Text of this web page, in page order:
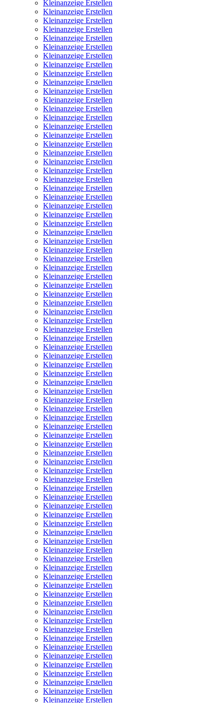
Kleinanzeige Erstellen
Kleinanzeige Erstellen
Kleinanzeige Erstellen
Kleinanzeige Erstellen
Kleinanzeige Erstellen
Kleinanzeige Erstellen
Kleinanzeige Erstellen
Kleinanzeige Erstellen
Kleinanzeige Erstellen
Kleinanzeige Erstellen
Kleinanzeige Erstellen
Kleinanzeige Erstellen
Kleinanzeige Erstellen
Kleinanzeige Erstellen
Kleinanzeige Erstellen
Kleinanzeige Erstellen
Kleinanzeige Erstellen
Kleinanzeige Erstellen
Kleinanzeige Erstellen
Kleinanzeige Erstellen
Kleinanzeige Erstellen
Kleinanzeige Erstellen
Kleinanzeige Erstellen
Kleinanzeige Erstellen
Kleinanzeige Erstellen
Kleinanzeige Erstellen
Kleinanzeige Erstellen
Kleinanzeige Erstellen
Kleinanzeige Erstellen
Kleinanzeige Erstellen
Kleinanzeige Erstellen
Kleinanzeige Erstellen
Kleinanzeige Erstellen
Kleinanzeige Erstellen
Kleinanzeige Erstellen
Kleinanzeige Erstellen
Kleinanzeige Erstellen
Kleinanzeige Erstellen
Kleinanzeige Erstellen
Kleinanzeige Erstellen
Kleinanzeige Erstellen
Kleinanzeige Erstellen
Kleinanzeige Erstellen
Kleinanzeige Erstellen
Kleinanzeige Erstellen
Kleinanzeige Erstellen
Kleinanzeige Erstellen
Kleinanzeige Erstellen
Kleinanzeige Erstellen
Kleinanzeige Erstellen
Kleinanzeige Erstellen
Kleinanzeige Erstellen
Kleinanzeige Erstellen
Kleinanzeige Erstellen
Kleinanzeige Erstellen
Kleinanzeige Erstellen
Kleinanzeige Erstellen
Kleinanzeige Erstellen
Kleinanzeige Erstellen
Kleinanzeige Erstellen
Kleinanzeige Erstellen
Kleinanzeige Erstellen
Kleinanzeige Erstellen
Kleinanzeige Erstellen
Kleinanzeige Erstellen
Kleinanzeige Erstellen
Kleinanzeige Erstellen
Kleinanzeige Erstellen
Kleinanzeige Erstellen
Kleinanzeige Erstellen
Kleinanzeige Erstellen
Kleinanzeige Erstellen
Kleinanzeige Erstellen
Kleinanzeige Erstellen
Kleinanzeige Erstellen
Kleinanzeige Erstellen
Kleinanzeige Erstellen
Kleinanzeige Erstellen
Kleinanzeige Erstellen
Kleinanzeige Erstellen